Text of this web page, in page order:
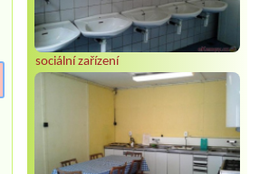
sociální zařízení